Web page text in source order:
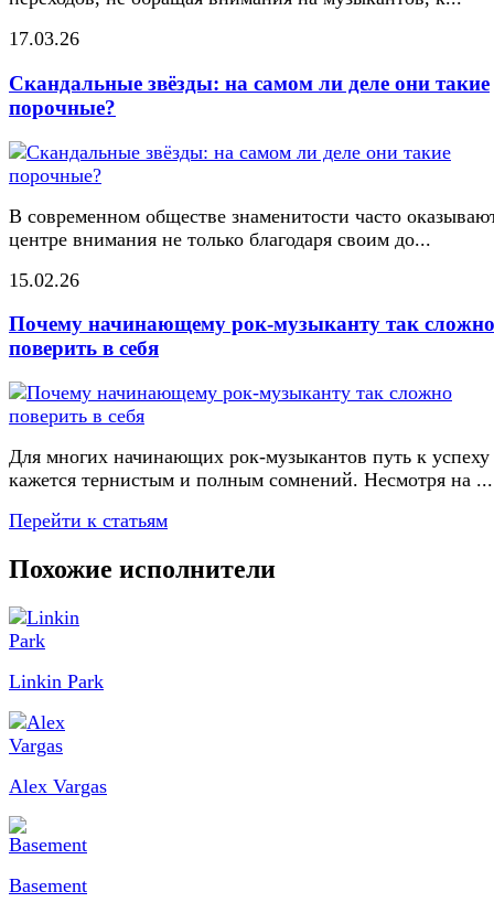
17.03.26
Скандальные звёзды: на самом ли деле они такие
порочные?
В современном обществе знаменитости часто
центре внимания не только благодаря своим до...
15.02.26
Почему начинающему рок-музыканту так сложно
поверить в себя
Для многих начинающих рок-музыкантов путь к успеху
кажется тернистым и полным сомнений. Несмотря на ...
Перейти к статьям
Похожие исполнители
Linkin Park
Alex Vargas
Basement